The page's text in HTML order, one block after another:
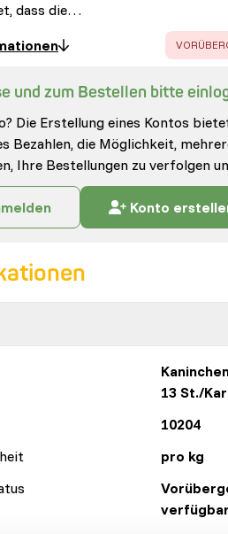
dass die…
ERROR:
und zum Bestellen bitte
Die Erstellung eines Kontos
Bezahlen, die Möglichkeit,
Ihre Bestellungen zu verfolgen
Konto
13 St./
10204
pro kg
verfügbar